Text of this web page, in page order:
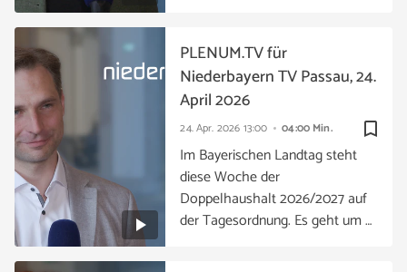
bookmark_border
24. Apr. 2026 13:00 04:00 Min.
PLENUM.TV für
Niederbayern TV Passau, 24.
April 2026
Im Bayerischen Landtag steht
diese Woche der
Doppelhaushalt 2026/2027 auf
der Tagesordnung. Es geht um …